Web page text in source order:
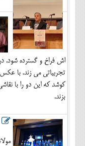
اش فراخ و گسترده شود.
تجربیاتی می زند. با
کوشد که این دو را با
بزند.